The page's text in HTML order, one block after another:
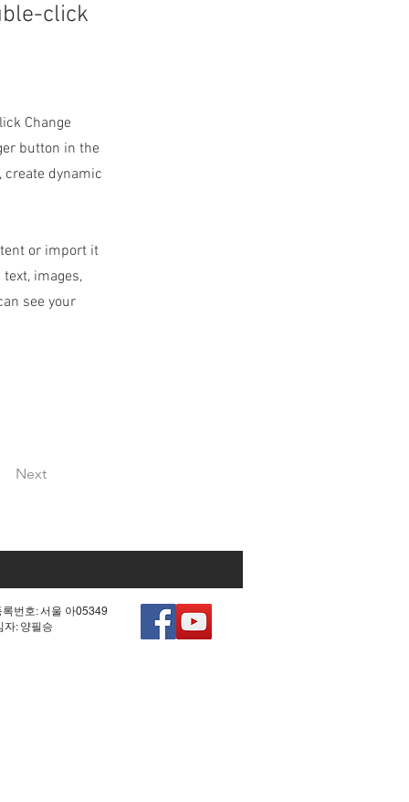
click
Change
button in the
create dynamic
or import it
images,
see your
Next
번호: 서울 아05349
: 양필승